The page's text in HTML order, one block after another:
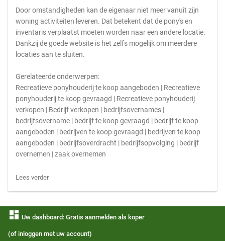
Door omstandigheden kan de eigenaar niet meer vanuit zijn
woning activiteiten leveren. Dat betekent dat de pony's en
inventaris verplaatst moeten worden naar een andere locatie.
Dankzij de goede website is het zelfs mogelijk om meerdere
locaties aan te sluiten.
Gerelateerde onderwerpen:
Recreatieve ponyhouderij te koop aangeboden | Recreatieve
ponyhouderij te koop gevraagd | Recreatieve ponyhouderij
verkopen | Bedrijf verkopen | bedrijfsovernames |
bedrijfsovername | bedrijf te koop gevraagd | bedrijf te koop
aangeboden | bedrijven te koop gevraagd | bedrijven te koop
aangeboden | bedrijfsoverdracht | bedrijfsopvolging | bedrijf
overnemen | zaak overnemen
Lees verder
dashboard Uw dashboard: Gratis aanmelden als koper
(of inloggen met uw account)